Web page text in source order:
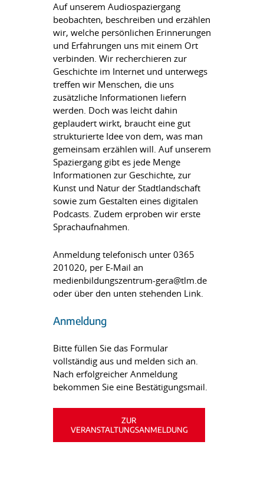
Auf unserem Audiospaziergang
beobachten, beschreiben und erzählen
wir, welche persönlichen Erinnerungen
und Erfahrungen uns mit einem Ort
verbinden. Wir recherchieren zur
Geschichte im Internet und unterwegs
treffen wir Menschen, die uns
zusätzliche Informationen liefern
werden. Doch was leicht dahin
geplaudert wirkt, braucht eine gut
strukturierte Idee von dem, was man
gemeinsam erzählen will. Auf unserem
Spaziergang gibt es jede Menge
Informationen zur Geschichte, zur
Kunst und Natur der Stadtlandschaft
sowie zum Gestalten eines digitalen
Podcasts. Zudem erproben wir erste
Sprachaufnahmen.
Anmeldung telefonisch unter 0365
201020, per E-Mail an
medienbildungszentrum-gera@tlm.de
oder über den unten stehenden Link.
Anmeldung
Bitte füllen Sie das Formular
vollständig aus und melden sich an.
Nach erfolgreicher Anmeldung
bekommen Sie eine Bestätigungsmail.
ZUR
VERANSTALTUNGSANMELDUNG